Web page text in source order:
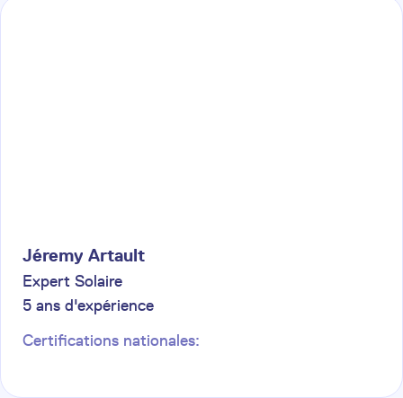
Jéremy Artault
Expert Solaire
5 ans d'expérience
Certifications nationales: